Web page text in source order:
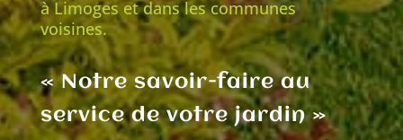
à Limoges et dans les communes
voisines.
« Notre savoir-faire au
service de votre jardin »